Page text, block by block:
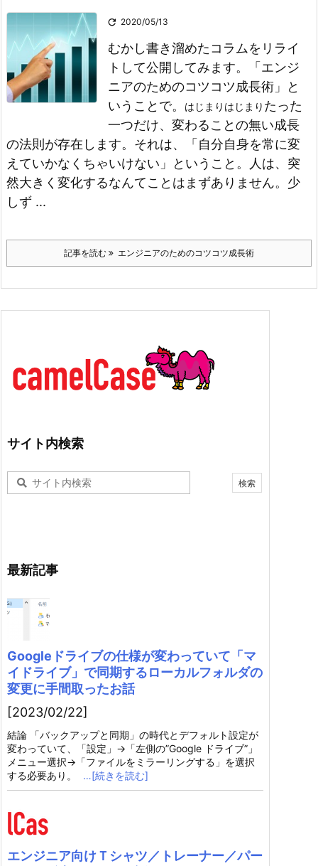
 2020/05/13
むかし書き溜めたコラムをリライ
トして公開してみます。
「エンジ
ニアのためのコツコツ成長術」と
いうことで。
はじまりはじまり たった
一つだけ、変わることの無い成長
の法則が存在します。 それは、
「自分自身を常に変
えていかなくちゃいけない」
ということ。
人は、突
然大きく変化するなんてことはまずありません。 少
しず ...
記事を読む エンジニアのためのコツコツ成長術
サイト内検索
最新記事
Googleドライブの仕様が変わっていて「マ
イドライブ」で同期するローカルフォルダの
変更に手間取ったお話
[2023/02/22]
結論 「バックアップと同期」の時代とデフォルト設定が
変わっていて、「設定」→「左側の”Google ドライブ”」
メニュー選択→「ファイルをミラーリングする」を選択
する必要あり。
…[続きを読む]
エンジニア向けＴシャツ／トレーナー／パー